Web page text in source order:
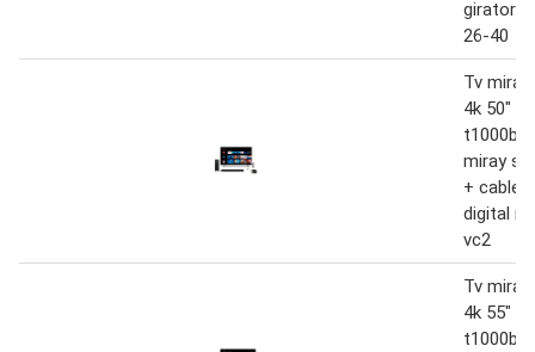
giratorio
26-40
Tv
4k 50"
t1000bt
miray
+ cable
digital
vc2
Tv
4k 55"
t1000bt